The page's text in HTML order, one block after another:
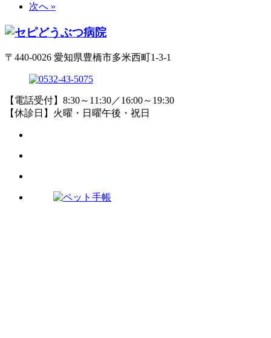
次へ »
〒440-0026 愛知県豊橋市多米西町1-3-1
【電話受付】8:30～11:30／16:00～19:30
【休診日】火曜・日曜午後・祝日